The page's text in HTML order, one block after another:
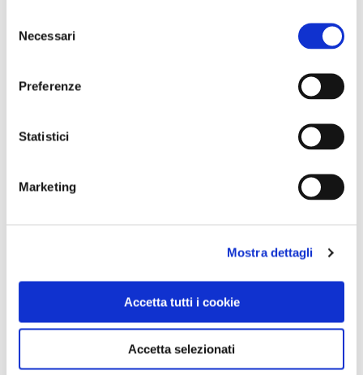
delNecessari
Preferenze
Statistici
Marketing
Mostra dettagli
Accetta tutti i cookie
Accetta selezionati
VEDI SU
MAPPA